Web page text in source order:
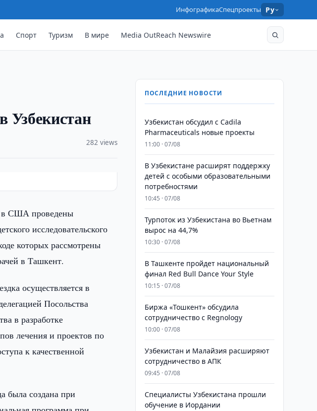
ИнфографикаСпецпроекты Ру
Спорт Туризм В мире Media OutReach Newswire
Узбекистан
282 views
в США проведены
исследовательского
которых рассмотрены
в Ташкент.
осуществляется в
Посольства
в разработке
лечения и проектов по
к качественной
была создана при
ПОСЛЕДНИЕ НОВОСТИ
Узбекистан обсудил с Cadila
Pharmaceuticals новые проекты
11:00 · 07/08
В Узбекистане расширят поддержку
детей с особыми образовательными
потребностями
10:45 · 07/08
Турпоток из Узбекистана во Вьетнам
вырос на 44,7%
10:30 · 07/08
В Ташкенте пройдет национальный
финал Red Bull Dance Your Style
10:15 · 07/08
Биржа «Тошкент» обсудила
сотрудничество с Regnology
10:00 · 07/08
Узбекистан и Малайзия расширяют
сотрудничество в АПК
09:45 · 07/08
Специалисты Узбекистана прошли
обучение в Иордании